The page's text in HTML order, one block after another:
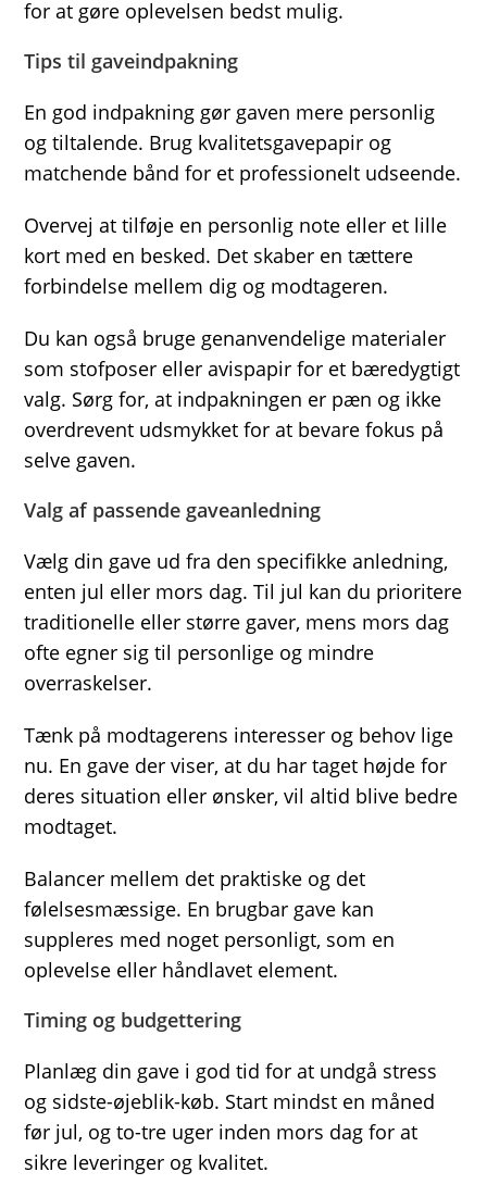
for at gøre oplevelsen bedst mulig.
Tips til gaveindpakning
En god indpakning gør gaven mere personlig
og tiltalende. Brug kvalitetsgavepapir og
matchende bånd for et professionelt udseende.
Overvej at tilføje en personlig note eller et lille
kort med en besked. Det skaber en tættere
forbindelse mellem dig og modtageren.
Du kan også bruge genanvendelige materialer
som stofposer eller avispapir for et bæredygtigt
valg. Sørg for, at indpakningen er pæn og ikke
overdrevent udsmykket for at bevare fokus på
selve gaven.
Valg af passende gaveanledning
Vælg din gave ud fra den specifikke anledning,
enten jul eller mors dag. Til jul kan du prioritere
traditionelle eller større gaver, mens mors dag
ofte egner sig til personlige og mindre
overraskelser.
Tænk på modtagerens interesser og behov lige
nu. En gave der viser, at du har taget højde for
deres situation eller ønsker, vil altid blive bedre
modtaget.
Balancer mellem det praktiske og det
følelsesmæssige. En brugbar gave kan
suppleres med noget personligt, som en
oplevelse eller håndlavet element.
Timing og budgettering
Planlæg din gave i god tid for at undgå stress
og sidste-øjeblik-køb. Start mindst en måned
før jul, og to-tre uger inden mors dag for at
sikre leveringer og kvalitet.